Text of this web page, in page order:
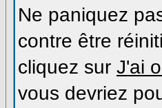
Ne paniquez
contre être
cliquez sur J'ai
vous devriez